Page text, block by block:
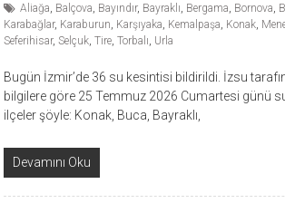
Aliağa, Balçova, Bayındır, Bayraklı, Bergama, Bornova,
Karabağlar, Karaburun, Karşıyaka, Kemalpaşa, Konak,
Seferihisar,Selçuk,Tire,Torbalı, Urla
Bugün İzmir’de 36 su kesintisi bildirildi. İzsu
bilgilere göre 25 Temmuz 2026 Cumartesi günü
ilçeler şöyle: Konak, Buca, Bayraklı,
Devamını Oku